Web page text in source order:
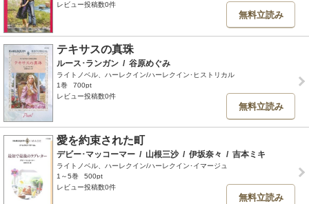
レビュー投稿数0件
無料立読み
テキサスの真珠
ルース･ランガン / 谷原めぐみ
ライトノベル、ハーレクイン/ハーレクイン･ヒストリカル
1巻
700pt
レビュー投稿数0件
無料立読み
愛を約束された町
デビー･マッコーマー / 山根三沙 / 伊坂奈々 / 吉本ミキ
ライトノベル、ハーレクイン/ハーレクイン･イマージュ
1～5巻
500pt
レビュー投稿数0件
無料立読み